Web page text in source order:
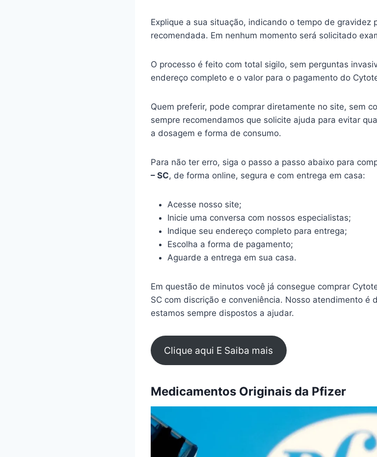
Explique a sua situação, indicando o tempo de gravidez
recomendada. Em nenhum momento será solicitado
O processo é feito com total sigilo, sem perguntas
endereço completo e o valor para o pagamento do
Quem preferir, pode comprar diretamente no site, sem
sempre recomendamos que solicite ajuda para evitar
a dosagem e forma de consumo.
Para não ter erro, siga o passo a passo abaixo para
– SC, de forma online, segura e com entrega em casa:
Acesse nosso site;
Inicie uma conversa com nossos especialistas;
Indique seu endereço completo para entrega;
Escolha a forma de pagamento;
Aguarde a entrega em sua casa.
Em questão de minutos você já consegue comprar
SC com discrição e conveniência. Nosso atendimento é
estamos sempre dispostos a ajudar.
Clique aqui E Saiba mais
Medicamentos Originais da Pfizer